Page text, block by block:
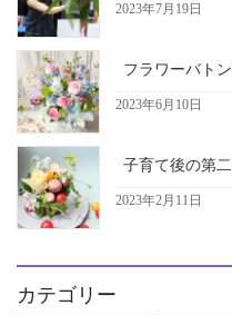
2023年7月19日
フラワーバト
2023年6月10日
子育て後の第
2023年2月11日
カテゴリー